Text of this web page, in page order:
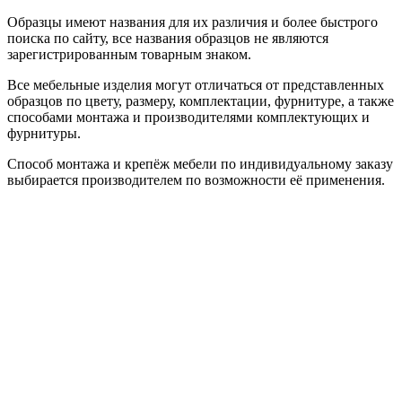
Образцы имеют названия для их различия и более быстрого
поиска по сайту, все названия образцов не являются
зарегистрированным товарным знаком.
Все мебельные изделия могут отличаться от представленных
образцов по цвету, размеру, комплектации, фурнитуре, а также
способами монтажа и производителями комплектующих и
фурнитуры.
Способ монтажа и крепёж мебели по индивидуальному заказу
выбирается производителем по возможности её применения.